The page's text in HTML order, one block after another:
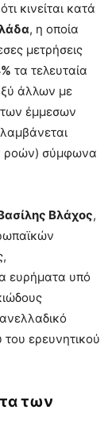
κινείται κατά
, η οποία
μετρήσεις
τα τελευταία
άλλων με
των έμμεσων
ροών) σύμφωνα
Βλάχος,
ευρήματα υπό
ερευνητικού
των